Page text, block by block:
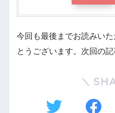
今回も最後までお読みい
とうございます。次回の記